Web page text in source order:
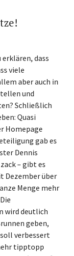
dass
viele
aber auch in
und
Schließlich
Quasi
Homepage
gab es
Dennis
– gibt es
Dezember über
Menge mehr
wird deutlich
geben,
verbessert
tipptopp